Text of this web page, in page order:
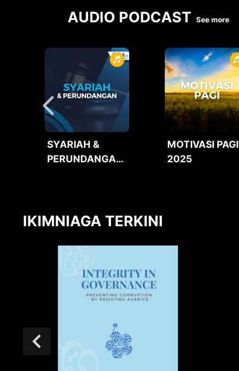
AUDIO PODCAST See more
SYARIAH &
PERUNDANGAN
MOTIVASI PAGI
2025
IKIMNIAGA TERKINI